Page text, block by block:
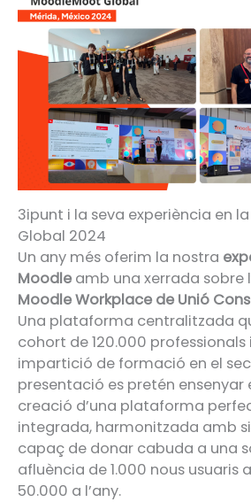
3ipunt i la seva experiència en
Global 2024
Un any més oferim la nostra
Moodle amb una xerrada sobre
Moodle Workplace de Unió
Una plataforma centralitzada
cohort de 120.000
impartició de formació en el
presentació es pretén ensenyar
creació d’una plataforma
integrada, harmonitzada amb
capaç de donar cabuda a una
afluència de 1.000 nous usuaris
50.000 a l’any.